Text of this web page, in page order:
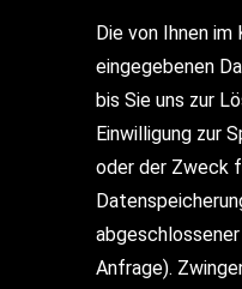
Die von Ihnen
eingegebenen
bis Sie uns zur
Einwilligung zur
oder der Zweck
Anfrage).